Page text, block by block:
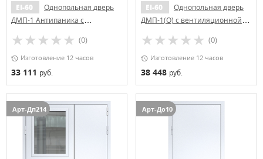
EI-60
Однопольная дверь
ДМП-1 Антипаника с
(0)
Изготовление 12 часов
33 111 руб.
EI-60
Однопольная дверь
ДМП-1(О) с вентиляционной
стеклопакетом (ручки «хром»)
(0)
Изготовление 12 часов
38 448 руб.
Арт-Дп214 Арт-До10